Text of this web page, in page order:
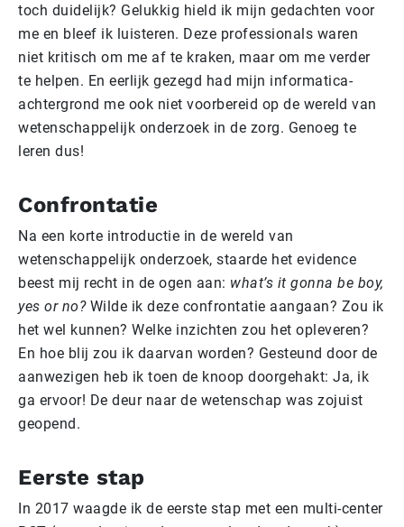
toch duidelijk? Gelukkig hield ik mijn gedachten voor
me en bleef ik luisteren. Deze professionals waren
niet kritisch om me af te kraken, maar om me verder
te helpen. En eerlijk gezegd had mijn informatica-
achtergrond me ook niet voorbereid op de wereld van
wetenschappelijk onderzoek in de zorg. Genoeg te
leren dus!
Confrontatie
Na een korte introductie in de wereld van
wetenschappelijk onderzoek, staarde het evidence
beest mij recht in de ogen aan: what’s it gonna be boy,
yes or no?Wilde ik deze confrontatie aangaan? Zou ik
het wel kunnen? Welke inzichten zou het opleveren?
En hoe blij zou ik daarvan worden? Gesteund door de
aanwezigen heb ik toen de knoop doorgehakt: Ja, ik
ga ervoor! De deur naar de wetenschap was zojuist
geopend.
Eerste stap
In 2017 waagde ik de eerste stap met een multi-center